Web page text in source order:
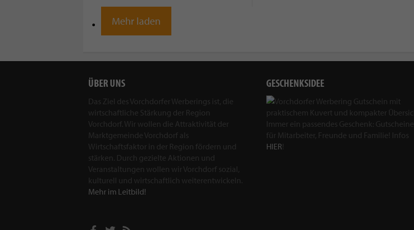
Mehr laden
ÜBER UNS
Das Ziel des Vorchdorfer Werberings ist, die
wirtschaftliche Stärkung der Region
Vorchdorf. Wir wollen die Attraktivität der
Marktgemeinde Vorchdorf als
Wirtschaftsfaktor in der Region fördern und
stärken. Durch gezielte Aktionen und
Veranstaltungen wollen wir Vorchdorf sozial,
kulturell und wirtschaftlich weiterentwickeln.
Mehr im Leitbild!
GESCHENKSIDEE
Immer ein passendes Geschenk: Gutscheine
für Mitarbeiter, Freunde und Familie! Infos
HIER!